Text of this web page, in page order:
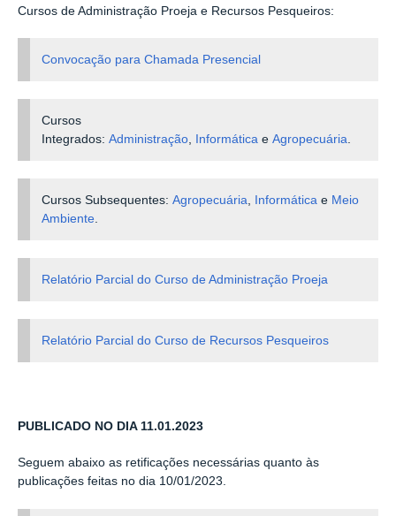
Cursos de Administração Proeja e Recursos Pesqueiros:
Convocação para Chamada Presencial
Cursos
Integrados:Administração Informática eAgropecuária
Cursos Subsequentes:Agropecuária nformática e Meio
Ambiente
Relatório Parcial do Curso de Administração Proeja
Relatório Parcial do Curso de Recursos Pesqueiros
PUBLICADO NO DIA 11.01.2023
Seguem abaixo as retificações necessárias quanto às
publicações feitas no dia 10/01/2023.